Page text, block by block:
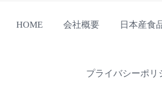
HOME 会社概要 日本産食
プライバシーポリ